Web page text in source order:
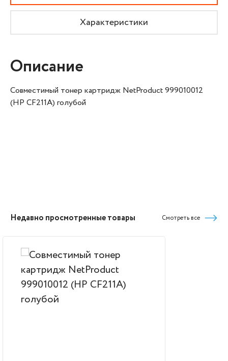
Характеристики
Описание
Совместимый тонер картридж NetProduct 999010012
(HP CF211A) голубой
Недавно просмотренные товары Смотреть все